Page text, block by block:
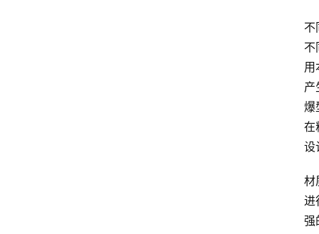
不
不
用
产
爆
在
设
材
进
强